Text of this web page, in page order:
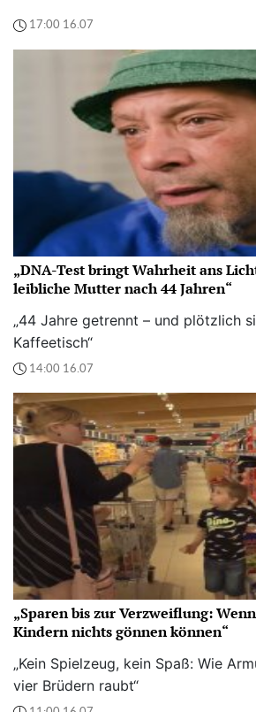
17:00 16.07
„DNA-Test bringt Wahrheit ans
leibliche Mutter nach 44 Jahren“
„44 Jahre getrennt – und plötzlich
Kaffeetisch“
14:00 16.07
„Sparen bis zur Verzweiflung:
Kindern nichts gönnen können“
„Kein Spielzeug, kein Spaß: Wie
vier Brüdern raubt“